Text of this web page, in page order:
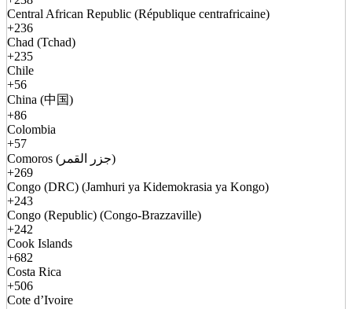
Central African Republic (République centrafricaine)
+236
Chad (Tchad)
+235
Chile
+56
China (中国)
+86
Colombia
+57
Comoros (جزر القمر)
+269
Congo (DRC) (Jamhuri ya Kidemokrasia ya Kongo)
+243
Congo (Republic) (Congo-Brazzaville)
+242
Cook Islands
+682
Costa Rica
+506
Cote d’Ivoire